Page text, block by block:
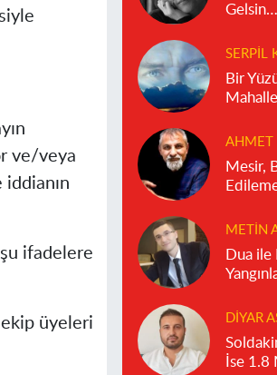
ve/veya
iddianın
ifadelere
üyeleri
Gelsin…
SERPIL
Bir
AHMET
Mesir,
METIN
Dua ile
DIYAR
İse 1.8